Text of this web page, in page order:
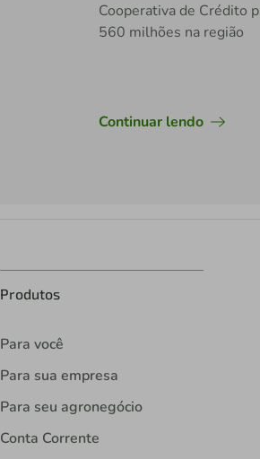
Cooperativa de Crédito
560 milhões na região
Continuar lendo
Produtos
Para você
Para sua empresa
Para seu agronegócio
Conta Corrente